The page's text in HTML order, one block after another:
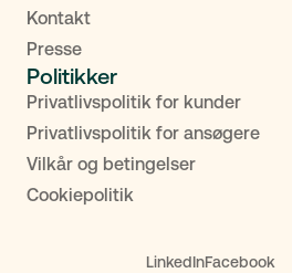
Kontakt
Presse
Politikker
Privatlivspolitik for kunder
Privatlivspolitik for ansøgere
Vilkår og betingelser
Cookiepolitik
LinkedInFacebook